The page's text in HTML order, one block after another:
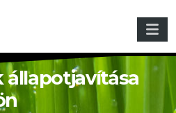
állapotjavítása